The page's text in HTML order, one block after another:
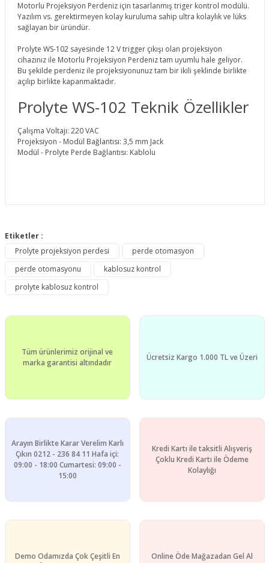
Motorlu Projeksiyon Perdeniz için tasarlanmış triger kontrol modülü.
Yazılım vs. gerektirmeyen kolay kuruluma sahip ultra kolaylık ve lüks
sağlayan bir üründür.
Prolyte WS-102 sayesinde 12 V trigger çıkışı olan projeksiyon
cihazınız ile Motorlu Projeksiyon Perdeniz tam uyumlu hale geliyor.
Bu şekilde perdeniz ile projeksiyonunuz tam bir ikili şeklinde birlikte
açılıp birlikte kapanmaktadır.
Prolyte WS-102 Teknik Özellikler
Çalışma Voltajı: 220 VAC
Projeksiyon - Modül Bağlantısı: 3,5 mm Jack
Modül - Prolyte Perde Bağlantısı: Kablolu
konularda yetersiz gördüğünüz noktaları öneri formunu
Görüş ve önerileriniz için teşekkür ederiz.
Ürün resmi kalitesiz, bozuk veya görüntülenemiyor.
Ürün bilgilerinde hatalar bulunuyor.
Bu ürüne benzer farklı alternatifler olmalı.
Etiketler :
Prolyte projeksiyon perdesi
perde otomasyon
perde otomasyonu
kablosuz kontrol
prolyte kablosuz kontrol
Tüm ürünlerimiz orijinal ve
marka garantisi altındadır
Ücretsiz Kargo 1.000 TL ve Üzeri
Arayın Birlikte Karar Verelim Karlı
Çıkın 0212 - 236 84 11 Hafa içi:
09:00 - 18:00 Cumartesi: 09:00 -
15:00
Kredi Kartı ile taksitli Alışveriş
Çoklu Kredi Kartı ile Ödeme
Kolaylığı
Demo Odamızda Çok Çeşitli En
Online Öde Mağazadan Gel Al